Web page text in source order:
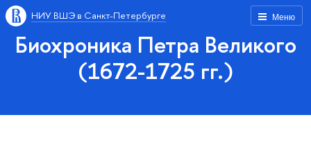
Меню
НИУ ВШЭ в Санкт-Петербурге
Биохроника Петра Великого
(1672-1725 гг.)